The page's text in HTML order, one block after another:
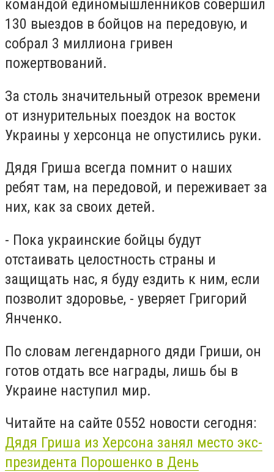
командой единомышленников совершил
130 выездов в бойцов на передовую, и
собрал 3 миллиона гривен
пожертвований.
За столь значительный отрезок времени
от изнурительных поездок на восток
Украины у херсонца не опустились руки.
Дядя Гриша всегда помнит о наших
ребят там, на передовой, и переживает за
них, как за своих детей.
- Пока украинские бойцы будут
отстаивать целостность страны и
защищать нас, я буду ездить к ним, если
позволит здоровье, - уверяет Григорий
Янченко.
По словам легендарного дяди Гриши, он
готов отдать все награды, лишь бы в
Украине наступил мир.
Читайте на сайте 0552 новости сегодня:
Дядя Гриша из Херсона занял место экс-
президента Порошенко в День